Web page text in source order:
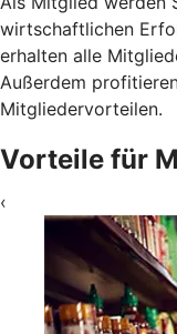
wirtschaftlichen
erhalten alle
Außerdem
Mitgliedervorteilen.
Vorteile für
‹